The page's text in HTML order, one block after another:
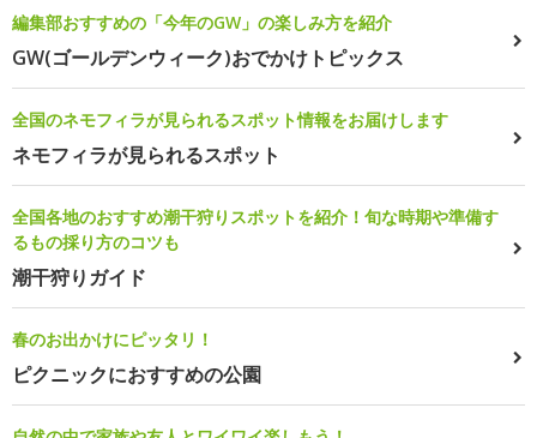
編集部おすすめの「今年のGW」の楽しみ方を紹介
GW(ゴールデンウィーク)おでかけトピックス
全国のネモフィラが見られるスポット情報をお届けします
ネモフィラが見られるスポット
全国各地のおすすめ潮干狩りスポットを紹介！旬な時期や準備す
るもの採り方のコツも
潮干狩りガイド
春のお出かけにピッタリ！
ピクニックにおすすめの公園